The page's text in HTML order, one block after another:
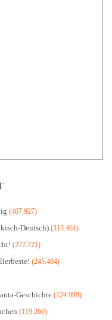
(407.927)
Deutsch) (315.461)
(277.721)
(245.404)
Geschichte (124.999)
(119.260)